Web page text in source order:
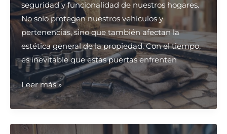
seguridad y funcionalidad de nuestros hogares.
No solo protegen nuestros vehículos y
pertenencias, sino que también afectan la
estética general de la propiedad. Con el tiempo,
es inevitable que estas puertas enfrenten
¿Cuáles
son
las
mejores
Leer más »